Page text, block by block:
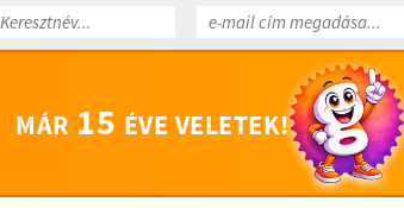
MÁR 15 ÉVE VELETEK!